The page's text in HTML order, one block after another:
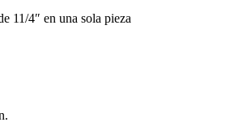
11/4″ en una sola pieza